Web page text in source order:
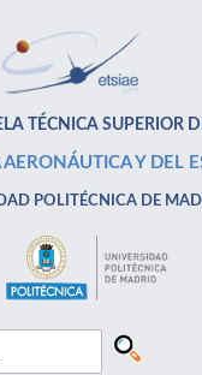
TÉCNICA SUPERIOR
AERONÁUTICA Y DEL
POLITÉCNICA DE